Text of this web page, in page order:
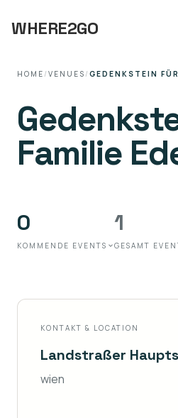
WHERE2GO
HOME / VENUES / GEDENKSTEIN
Familie
0
KOMMENDE EVENTS
1
GESAMT
KONTAKT & LOCATION
Landstraßer
wien